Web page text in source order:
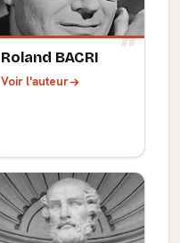
Roland BACRI
Voir l'auteur